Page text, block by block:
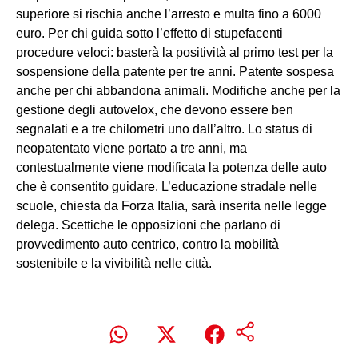
superiore si rischia anche l’arresto e multa fino a 6000
euro. Per chi guida sotto l’effetto di stupefacenti
procedure veloci: basterà la positività al primo test per la
sospensione della patente per tre anni. Patente sospesa
anche per chi abbandona animali. Modifiche anche per la
gestione degli autovelox, che devono essere ben
segnalati e a tre chilometri uno dall’altro. Lo status di
neopatentato viene portato a tre anni, ma
contestualmente viene modificata la potenza delle auto
che è consentito guidare. L’educazione stradale nelle
scuole, chiesta da Forza Italia, sarà inserita nelle legge
delega. Scettiche le opposizioni che parlano di
provvedimento auto centrico, contro la mobilità
sostenibile e la vivibilità nelle città.